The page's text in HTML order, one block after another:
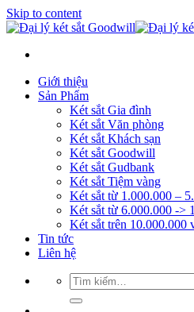
Skip to content
Giới thiệu
Sản Phẩm
Két sắt Gia đình
Két sắt Văn phòng
Két sắt Khách sạn
Két sắt Goodwill
Két sắt Gudbank
Két sắt Tiệm vàng
Két sắt từ 1.000.000 –
Két sắt từ 6.000.000 ->
Két sắt trên 10.000.000
Tin tức
Liên hệ